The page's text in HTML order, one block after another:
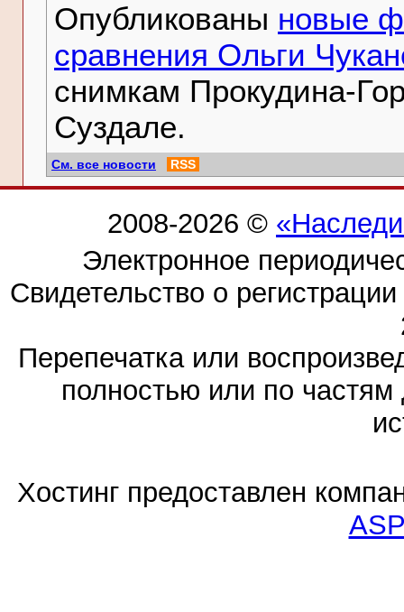
Опубликованы новые
сравнения Ольги
снимкам Прокудина-
Суздале.
См. все новости RSS
2008-2026 ©
Электронное
Свидетельство о
Перепечатка или
полностью или по частям
Хостинг предоставлен